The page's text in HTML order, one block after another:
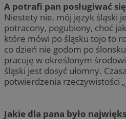
A potrafi pan posługiwać
Niestety nie, mój język śląski
potracony, pogubiony, choć
które mówi po śląsku tojo to
co dzień nie godom po
pracuję w określonym
śląski jest dosyć ułomny.
potwierdzenia rzeczywistości
Jakie dla pana było